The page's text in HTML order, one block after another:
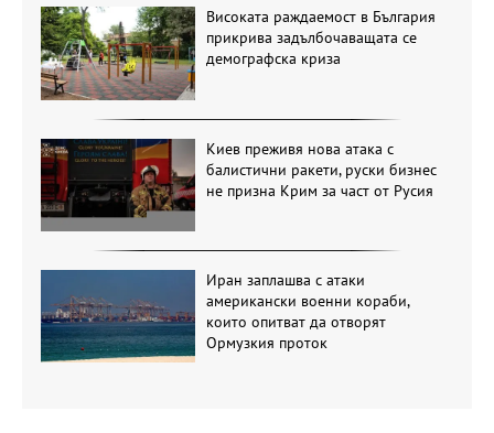
Високата раждаемост в България
прикрива задълбочаващата се
демографска криза
Киев преживя нова атака с
балистични ракети, руски бизнес
не призна Крим за част от Русия
Иран заплашва с атаки
американски военни кораби,
които опитват да отворят
Ормузкия проток